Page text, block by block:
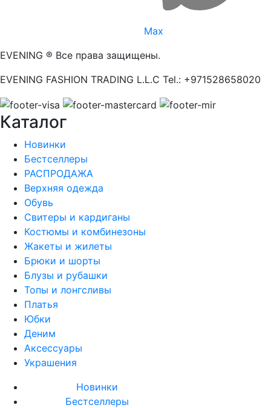
Max
EVENING ® Все права защищены.
EVENING FASHION TRADING L.L.C Tel.: +971528658020
Каталог
Новинки
Бестселлеры
РАСПРОДАЖА
Верхняя одежда
Обувь
Свитеры и кардиганы
Костюмы и комбинезоны
Жакеты и жилеты
Брюки и шорты
Блузы и рубашки
Топы и лонгсливы
Платья
Юбки
Деним
Аксессуары
Украшения
Новинки
Бестселлеры